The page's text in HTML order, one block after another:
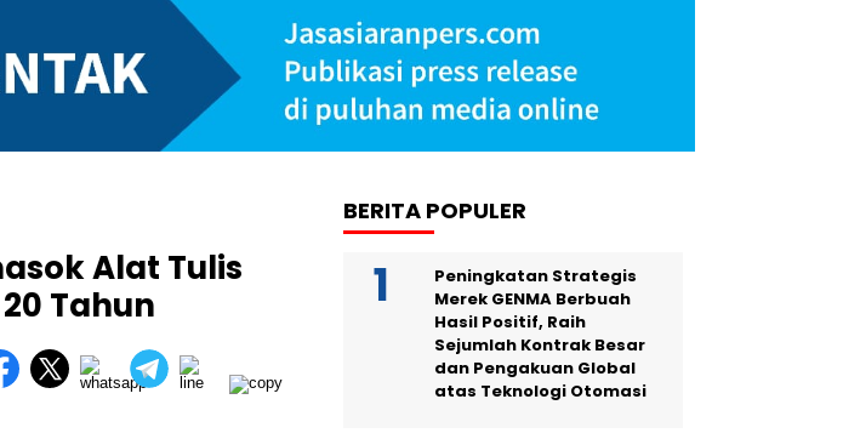
Alat Tulis
Tahun
BERITA POPULER
Peningkatan Strategis
Merek GENMA Berbuah
Hasil Positif, Raih
Sejumlah Kontrak Besar
dan Pengakuan Global
atas Teknologi Otomasi